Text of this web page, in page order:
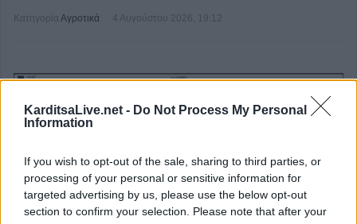
KarditsaLive.net - Do Not Process My Personal
Information
If you wish to opt-out of the sale, sharing to third parties, or
processing of your personal or sensitive information for
targeted advertising by us, please use the below opt-out
section to confirm your selection. Please note that after your
Κατηγορία Αγροτικά 4 Αυγούστου 2026, 19:12